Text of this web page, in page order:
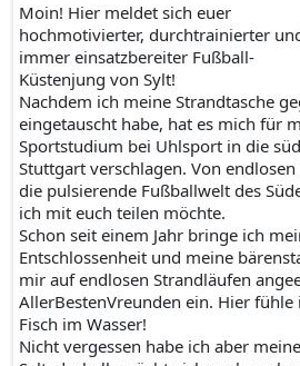
Moin! Hier meldet sich euer
hochmotivierter, durchtrainierter
immer einsatzbereiter Fußball-
Küstenjung von Sylt!
Nachdem ich meine Strandtasche
eingetauscht habe, hat es mich für
Sportstudium bei Uhlsport in die
Stuttgart verschlagen. Von
die pulsierende Fußballwelt des
ich mit euch teilen möchte.
Schon seit einem Jahr bringe ich
Entschlossenheit und meine
mir auf endlosen Strandläufen
AllerBestenVreunden ein. Hier
Fisch im Wasser!
Nicht vergessen habe ich aber